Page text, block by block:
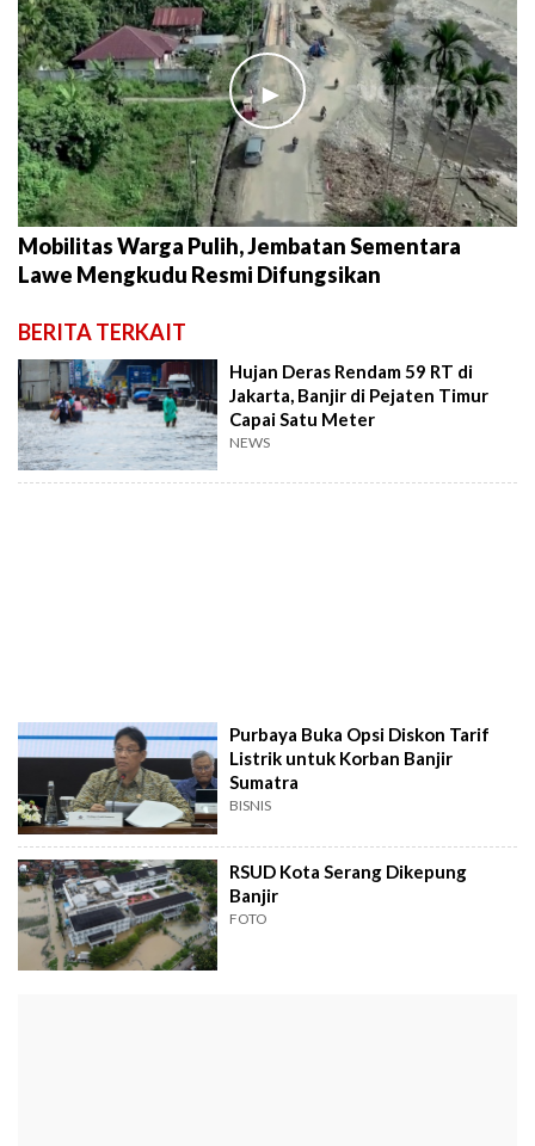
►
Mobilitas Warga Pulih, Jembatan Sementara
Lawe Mengkudu Resmi Difungsikan
BERITA TERKAIT
Hujan Deras Rendam 59 RT di
Jakarta, Banjir di Pejaten Timur
Capai Satu Meter
NEWS
Purbaya Buka Opsi Diskon Tarif
Listrik untuk Korban Banjir
Sumatra
BISNIS
RSUD Kota Serang Dikepung
Banjir
FOTO